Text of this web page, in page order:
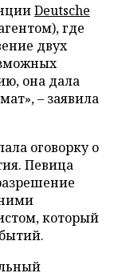
Deutsche
где
двух
она дала
– заявила
оговорку о
Певица
который